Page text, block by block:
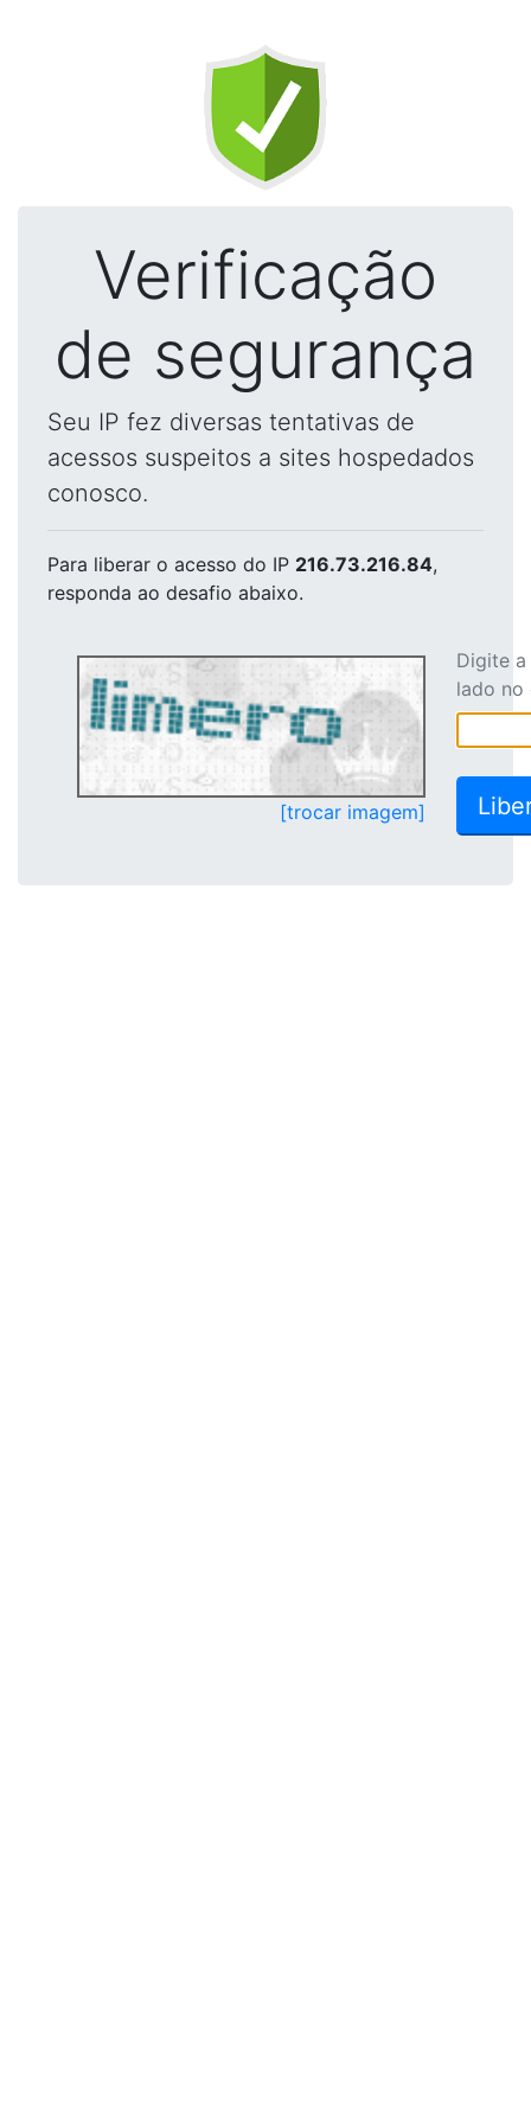
Verificação
de segurança
Seu IP fez diversas tentativas de
acessos suspeitos a sites hospedados
conosco.
Para liberar o acesso do IP 216.73.216.84,
responda ao desafio abaixo.
[trocar imagem]
Digite
lado no